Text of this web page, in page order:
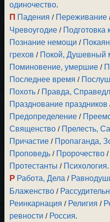
одиночество.
П Падения / Переживание
Чревоугодие / Подготовка
Познание немощи /
грехов / Покой, Душевный
Поминовение, умершие /
Последнее время /
Похоть / Правда,
Празднование праздников
Предопределение /
Священство / Прелесть,
Причастие / Пропаганда,
Проповедь / Пророчество /
Протестанты / Психология.
Р Работа, Дела /
Блаженство /
Реинкарнация / Религия /
ревности / Россия.